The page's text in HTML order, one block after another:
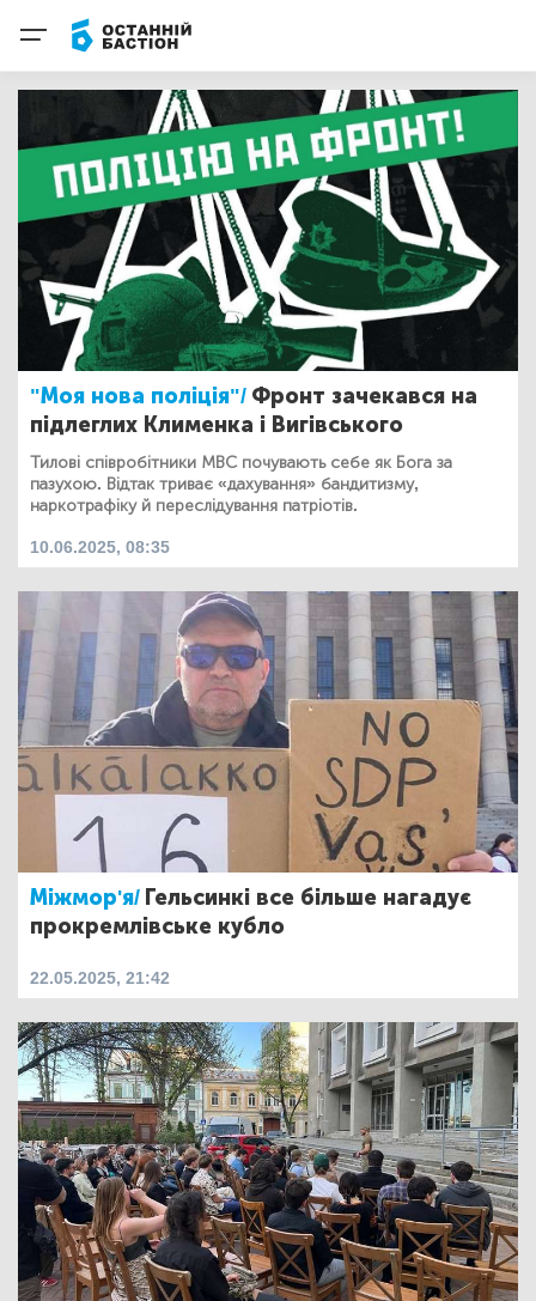
"Моя нова поліція"/ Фронт зачекався на
підлеглих Клименка і Вигівського
Тилові співробітники МВС почувають себе як Бога за
пазухою. Відтак триває «дахування» бандитизму,
наркотрафіку й переслідування патріотів.
10.06.2025, 08:35
Міжмор'я/ Гельсинкі все більше нагадує
прокремлівське кубло
22.05.2025, 21:42